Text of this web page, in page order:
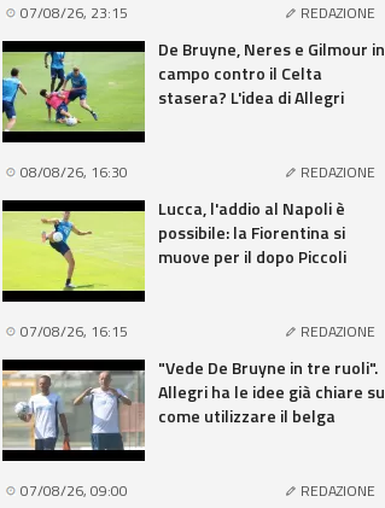
07/08/26, 23:15 REDAZIONE
De Bruyne, Neres e Gilmour in
campo contro il Celta
stasera? L'idea di Allegri
08/08/26, 16:30 REDAZIONE
Lucca, l'addio al Napoli è
possibile: la Fiorentina si
muove per il dopo Piccoli
07/08/26, 16:15 REDAZIONE
"Vede De Bruyne in tre ruoli".
Allegri ha le idee già chiare su
come utilizzare il belga
07/08/26, 09:00 REDAZIONE